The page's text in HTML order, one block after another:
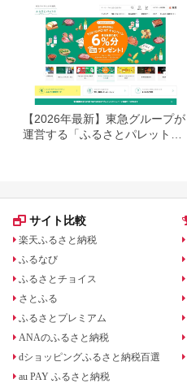
【2026年最新】東急グループが
運営する「ふるさとパレット」
サイト比較
楽天ふるさと納税
ふるなび
ふるさとチョイス
さとふる
ふるさとプレミアム
ANAのふるさと納税
dショッピングふるさと納税百選
au PAY ふるさと納税